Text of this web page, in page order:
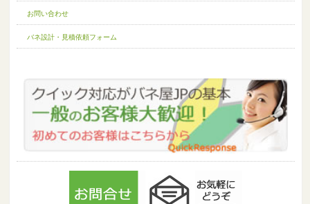
お問い合わせ
バネ設計・見積依頼フォーム